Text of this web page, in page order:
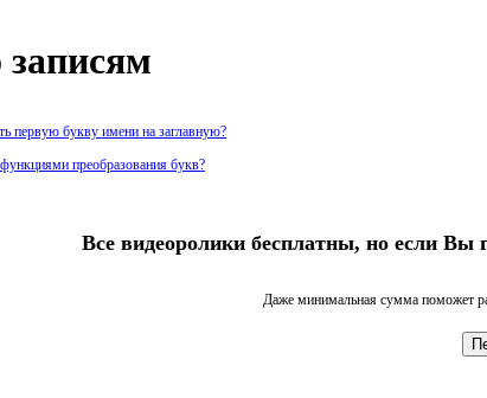
первую букву имени на заглавную?
преобразования букв?
Все видеоролики бесплатны, но если Вы
Даже минимальная сумма поможет